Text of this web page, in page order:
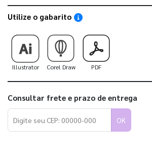
Utilize o gabarito Saiba como utilizar os
Illustrator Corel Draw PDF
Consultar frete e prazo de entrega
OK